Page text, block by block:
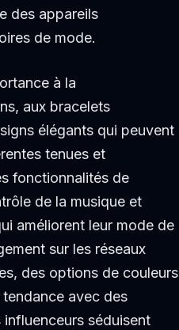
des appareils
de mode.
à la
aux bracelets
élégants qui peuvent
tenues et
fonctionnalités de
de la musique et
améliorent leur mode de
sur les réseaux
des options de couleurs
avec des
séduisent